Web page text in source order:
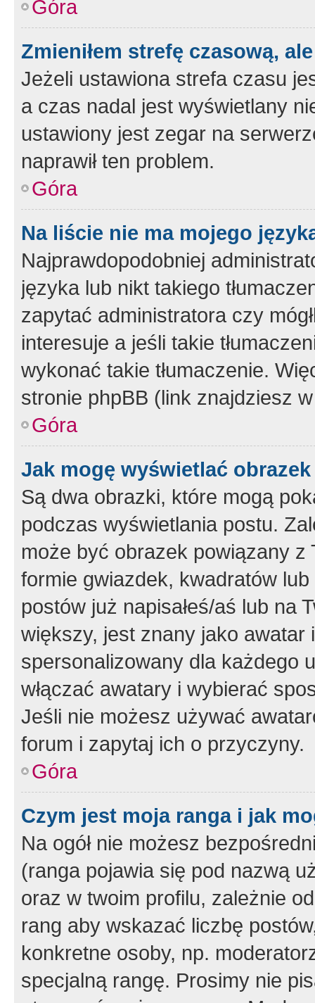
Góra
Zmieniłem strefę czasową,
Jeżeli ustawiona strefa czasu
a czas nadal jest wyświetlany
ustawiony jest zegar na
naprawił ten problem.
Góra
Na liście nie ma mojego
Najprawdopodobniej
języka lub nikt takiego
zapytać administratora czy
interesuje a jeśli takie
wykonać takie tłumaczenie.
stronie phpBB (link znajdziesz
Góra
Jak mogę wyświetlać
Są dwa obrazki, które mogą
podczas wyświetlania postu.
może być obrazek powiązany z
formie gwiazdek, kwadratów
postów już napisałeś/aś lub na
większy, jest znany jako
spersonalizowany dla każdego
włączać awatary i wybierać
Jeśli nie możesz używać
forum i zapytaj ich o przyczyny.
Góra
Czym jest moja ranga i jak
Na ogół nie możesz
(ranga pojawia się pod nazwą
oraz w twoim profilu, zależnie
rang aby wskazać liczbę
konkretne osoby, np.
specjalną rangę. Prosimy nie